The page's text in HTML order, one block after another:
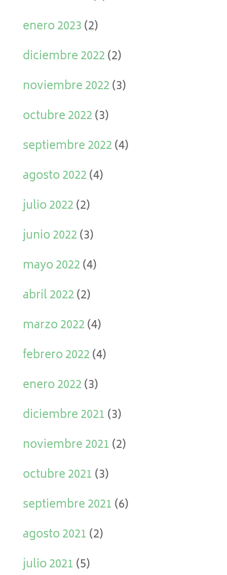
enero 2023(2)
diciembre 2022(2)
noviembre 2022(3)
octubre 2022(3)
septiembre 2022(4)
agosto 2022(4)
julio 2022(2)
junio 2022(3)
mayo 2022(4)
abril 2022(2)
marzo 2022(4)
febrero 2022(4)
enero 2022(3)
diciembre 2021 (3)
noviembre 2021 (2)
octubre 2021 (3)
septiembre 2021 (6)
agosto 2021 (2)
julio 2021 (5)